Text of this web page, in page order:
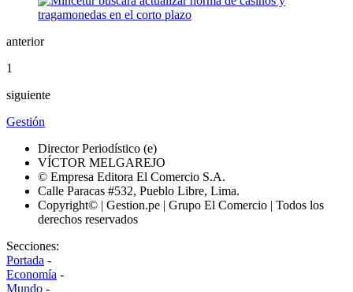
anterior
1
siguiente
Gestión
Director Periodístico (e)
VÍCTOR MELGAREJO
© Empresa Editora El Comercio S.A.
Calle Paracas #532, Pueblo Libre, Lima.
Copyright© | Gestion.pe | Grupo El Comercio | Todos los
derechos reservados
Secciones:
Portada -
Economía -
Mundo -